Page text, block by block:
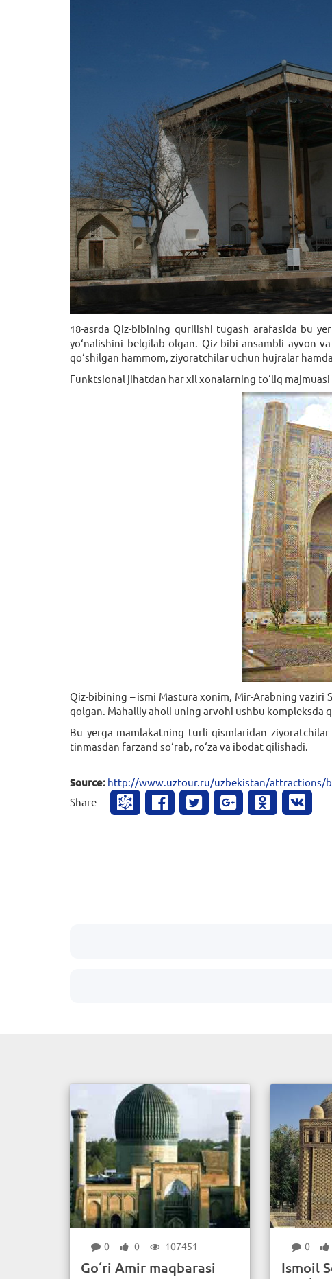
18-asrda Qiz-bibining qurilishi tugash arafasida bu
yo‘nalishini belgilab olgan. Qiz-bibi ansambli ayvon
qo‘shilgan hammom, ziyoratchilar uchun hujralar
Funktsional jihatdan har xil xonalarning to‘liq
Qiz-bibining – ismi Mastura xonim, Mir-Arabning vaziri
qolgan. Mahalliy aholi uning arvohi ushbu kompleksda
Bu yerga mamlakatning turli qismlaridan
tinmasdan farzand so‘rab, ro‘za va ibodat qilishadi.
Source: http://www.uztour.ru/uzbekistan/attractions/
Share
0 0 107451
Go‘ri Amir maqbarasi
0
Ismoil